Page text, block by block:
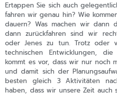
Ertappen Sie sich auch
fahren wir genau hin? Wie
dauern? Was machen wir
dann zurückfahren sind wir
oder Jenes zu tun. Trotz oder
technischen Entwicklungen,
kommt es vor, dass wir nur noch
und damit sich der
besten gleich 3 Aktivitäten
haben, dass wir unsere Zeit auch